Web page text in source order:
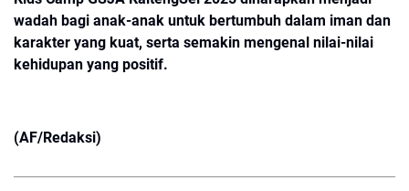
wadah bagi anak-anak untuk bertumbuh dalam iman dan
karakter yang kuat, serta semakin mengenal nilai-nilai
kehidupan yang positif.
(AF/Redaksi)